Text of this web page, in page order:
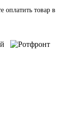
оплатить товар в